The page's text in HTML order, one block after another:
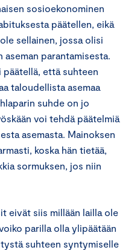
sosioekonominen
päätellen, eikä
sellainen, jossa olisi
parantamisesta.
päätellä, että suhteen
taloudellista asemaa
suhde on jo
voi tehdä päätelmiä
asemasta. Mainoksen
koska hän tietää,
sormuksen, jos niin
eivät siis millään lailla ole
parilla olla ylipäätään
suhteen syntymiselle